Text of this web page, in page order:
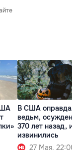
В США оправдали
ведьм,
370 лет назад, и
извинились
27 Мая. 22:00